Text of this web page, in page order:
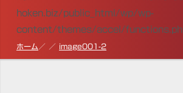
hoken.biz/public_html/wp/wp-
content/themes/accel/
ホーム image001-2